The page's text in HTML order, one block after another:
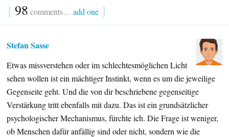
{ 98 comments… add one }
Stefan Sasse
Etwas missverstehen oder im schlechtesmöglichen Licht
sehen wollen ist ein mächtiger Instinkt, wenn es um die jeweilige
Gegenseite geht. Und die von dir beschriebene gegenseitige
Verstärkung tritt ebenfalls mit dazu. Das ist ein grundsätzlicher
psychologischer Mechanismus, fürchte ich. Die Frage ist weniger,
ob Menschen dafür anfällig sind oder nicht, sondern wie die